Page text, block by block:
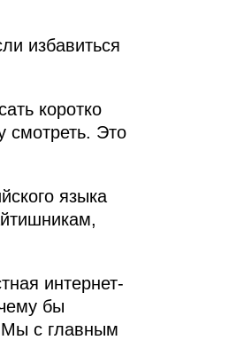
избавиться
коротко
смотреть. Это
языка
интернет-
бы
Мы с главным